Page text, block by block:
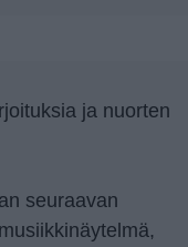
ja nuorten
seuraavan